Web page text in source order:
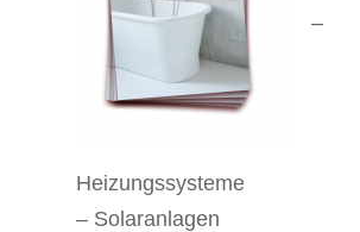
–
Heizungssysteme
– Solaranlagen